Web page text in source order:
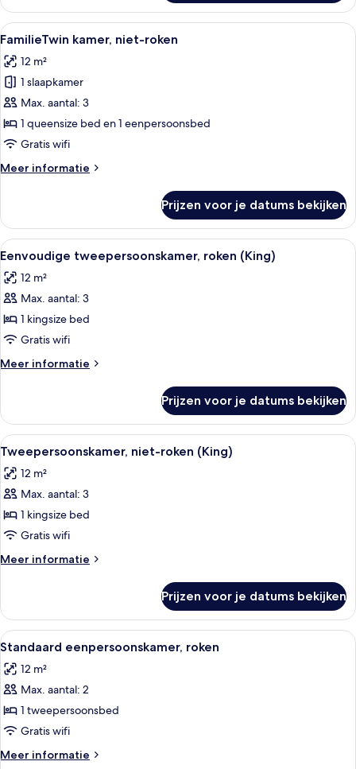
kamer,
roken
Alle
foto's
voor
FamilieTwin
kamer,
niet-
roken
Een hotelkamer met twee bedden,
13
FamilieTwin kamer, niet-roken
12 m²
1 slaapkamer
Max. aantal: 3
1 queensize bed en 1 eenpersoonsbed
Gratis wifi
Meer informatie
Meer
kamer,
niet-
roken
Prijzen voor je datums bekijken
Alle
foto's
voor
Eenvoudige
tweepersoonskamer,
roken
(King)
laden
Een keurig opgemaakt bed met
13
Eenvoudige tweepersoonskamer, roken (King)
12 m²
Max. aantal: 3
1 kingsize bed
Gratis wifi
Meer informatie
Meer
tweepersoonskamer,
roken
(King)
Prijzen voor je datums bekijken
Alle
foto's
voor
Tweepersoonskamer,
niet-
roken
(King)
laden
Een keurig opgemaakt bed met
13
Tweepersoonskamer, niet-roken (King)
12 m²
Max. aantal: 3
1 kingsize bed
Gratis wifi
Meer informatie
Meer
niet-
roken
(King)
Prijzen voor je datums bekijken
Alle
foto's
voor
Standaard
eenpersoonskamer,
roken
laden
Een hotelkamer met een bed, een
14
Standaard eenpersoonskamer, roken
12 m²
Max. aantal: 2
1 tweepersoonsbed
Gratis wifi
Meer informatie
Meer